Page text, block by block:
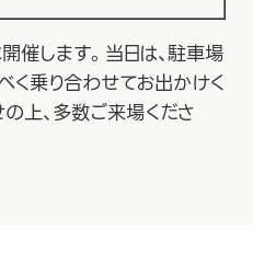
催します。当日は、駐車場
く乗り合わせてお出かけく
上、多数ご来場くださ